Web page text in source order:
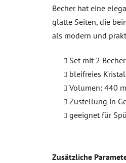
Becher hat eine
glatte Seiten, die
als modern und
Set mit 2
bleifreies
Volumen: 440
Zustellung in
geeignet für
Zusätzliche